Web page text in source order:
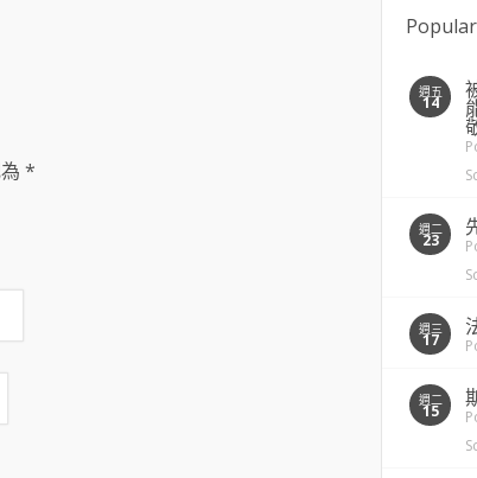
*
Popular
週五
14
週二
23
週三
17
週二
15